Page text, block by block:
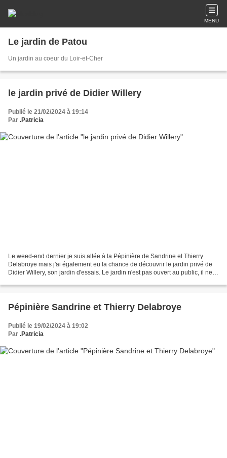
MENU
Le jardin de Patou
Un jardin au coeur du Loir-et-Cher
le jardin privé de Didier Willery
Publié le 21/02/2024 à 19:14
Par .Patricia
Le weed-end dernier je suis allée à la Pépinière de Sandrine et Thierry
Delabroye mais j'ai également eu la chance de découvrir le jardin privé de
Didier Willery, son jardin d'essais. Le jardin n'est pas ouvert au public, il ne
Pépinière Sandrine et Thierry Delabroye
Publié le 19/02/2024 à 19:02
Par .Patricia